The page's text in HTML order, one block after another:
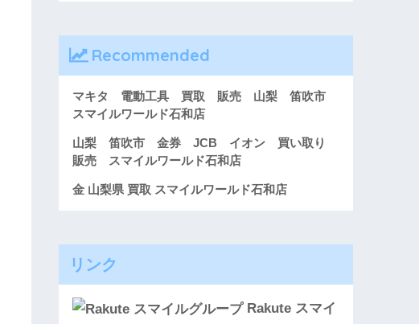
Recommended
マキタ 電動工具 買取 販売 山梨 笛吹市
スマイルワールド石和店
山梨 笛吹市 金券 JCB イオン 買い取り
販売 スマイルワールド石和店
金 山梨県 買取 スマイルワールド石和店
リンク
Rakute スマイ